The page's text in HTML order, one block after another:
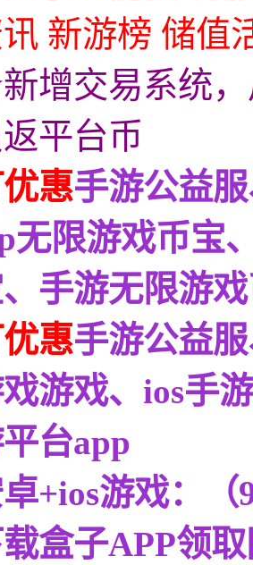
新游榜 储值
增交易系统，
平台币
惠手游公益
无限游戏币宝
手游无限游
惠手游公益
游戏、ios手
台app
+ios游戏：（
盒子APP领